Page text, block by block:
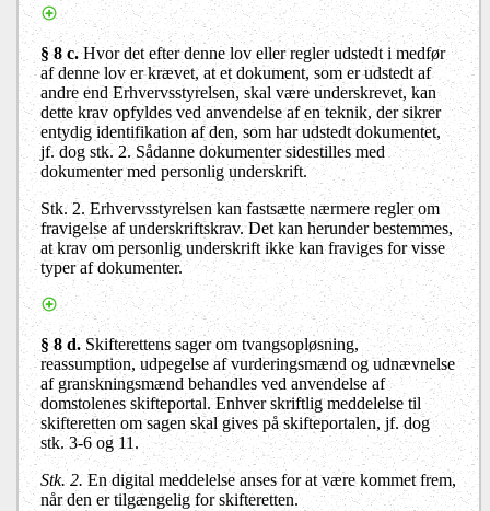
§ 8 c.Hvor det efter denne lov eller regler udstedt i medfør
af denne lov er krævet, at et dokument, som er udstedt af
andre end Erhvervsstyrelsen, skal være underskrevet, kan
dette krav opfyldes ved anvendelse af en teknik, der sikrer
entydig identifikation af den, som har udstedt dokumentet,
jf. dog stk. 2. Sådanne dokumenter sidestilles med
dokumenter med personlig underskrift.
Stk. 2. Erhvervsstyrelsen kan fastsætte nærmere regler om
fravigelse af underskriftskrav. Det kan herunder bestemmes,
at krav om personlig underskrift ikke kan fraviges for visse
typer af dokumenter.
§ 8 d.Skifterettens sager om tvangsopløsning,
reassumption, udpegelse af vurderingsmænd og udnævnelse
af granskningsmænd behandles ved anvendelse af
domstolenes skifteportal. Enhver skriftlig meddelelse til
skifteretten om sagen skal gives på skifteportalen, jf. dog
stk. 3-6 og 11.
Stk. 2. En digital meddelelse anses for at være kommet frem,
når den er tilgængelig for skifteretten.